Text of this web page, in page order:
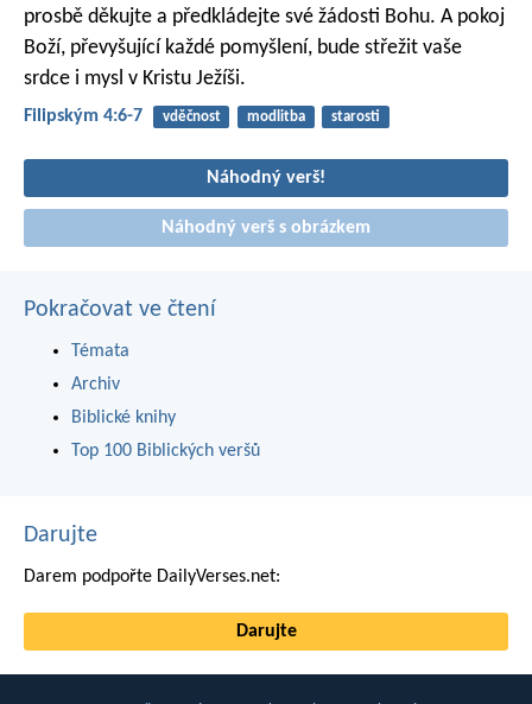
prosbě děkujte a předkládejte své žádosti Bohu. A pokoj
Boží, převyšující každé pomyšlení, bude střežit vaše
srdce i mysl v Kristu Ježíši.
Filipským 4:6-7 vděčnost modlitba starosti
Náhodný verš!
Náhodný verš s obrázkem
Pokračovat ve čtení
Témata
Archiv
Biblické knihy
Top 100 Biblických veršů
Darujte
Darem podpořte DailyVerses.net:
Darujte